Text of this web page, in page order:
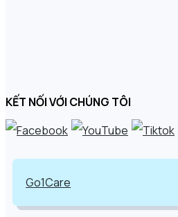
KẾT NỐI VỚI CHÚNG TÔI
Go1Care